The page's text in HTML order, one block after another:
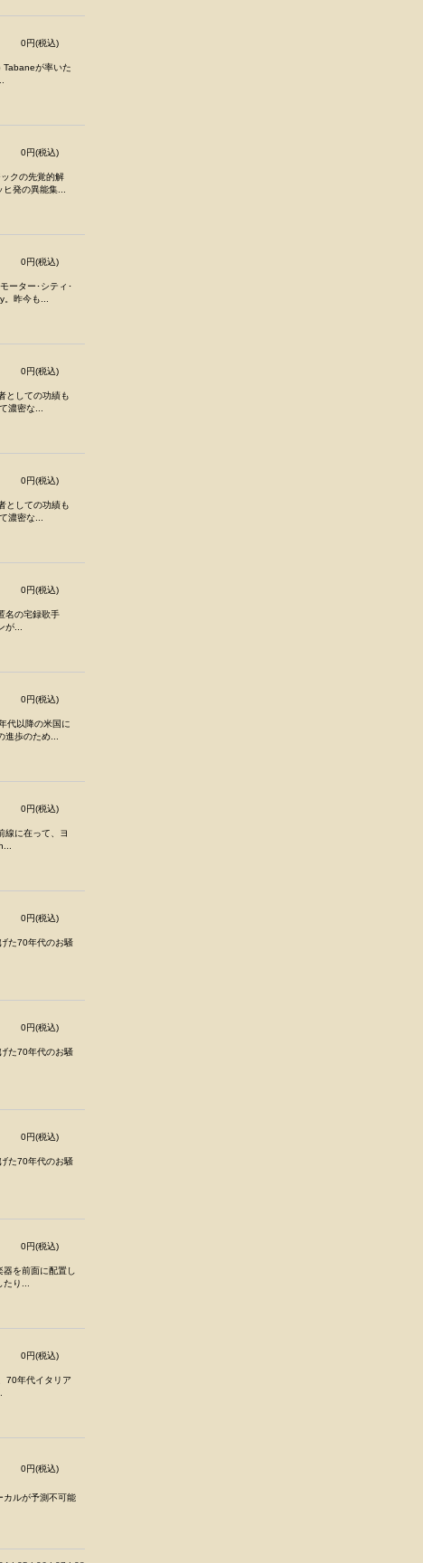
0円(税込)
Tabaneが率いた
0円(税込)
クの先覚的解
発の異能集...
0円(税込)
ーター･シティ･
昨今も...
0円(税込)
としての功績も
濃密な...
0円(税込)
としての功績も
濃密な...
0円(税込)
名の宅録歌手
...
0円(税込)
代以降の米国に
歩のため...
0円(税込)
線に在って、ヨ
0円(税込)
た70年代のお騒
0円(税込)
た70年代のお騒
0円(税込)
た70年代のお騒
0円(税込)
を前面に配置し
り...
0円(税込)
70年代イタリア
0円(税込)
カルが予測不可能